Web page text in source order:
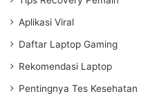
Aplikasi Viral
Daftar Laptop Gaming
Rekomendasi Laptop
Pentingnya Tes Kesehatan